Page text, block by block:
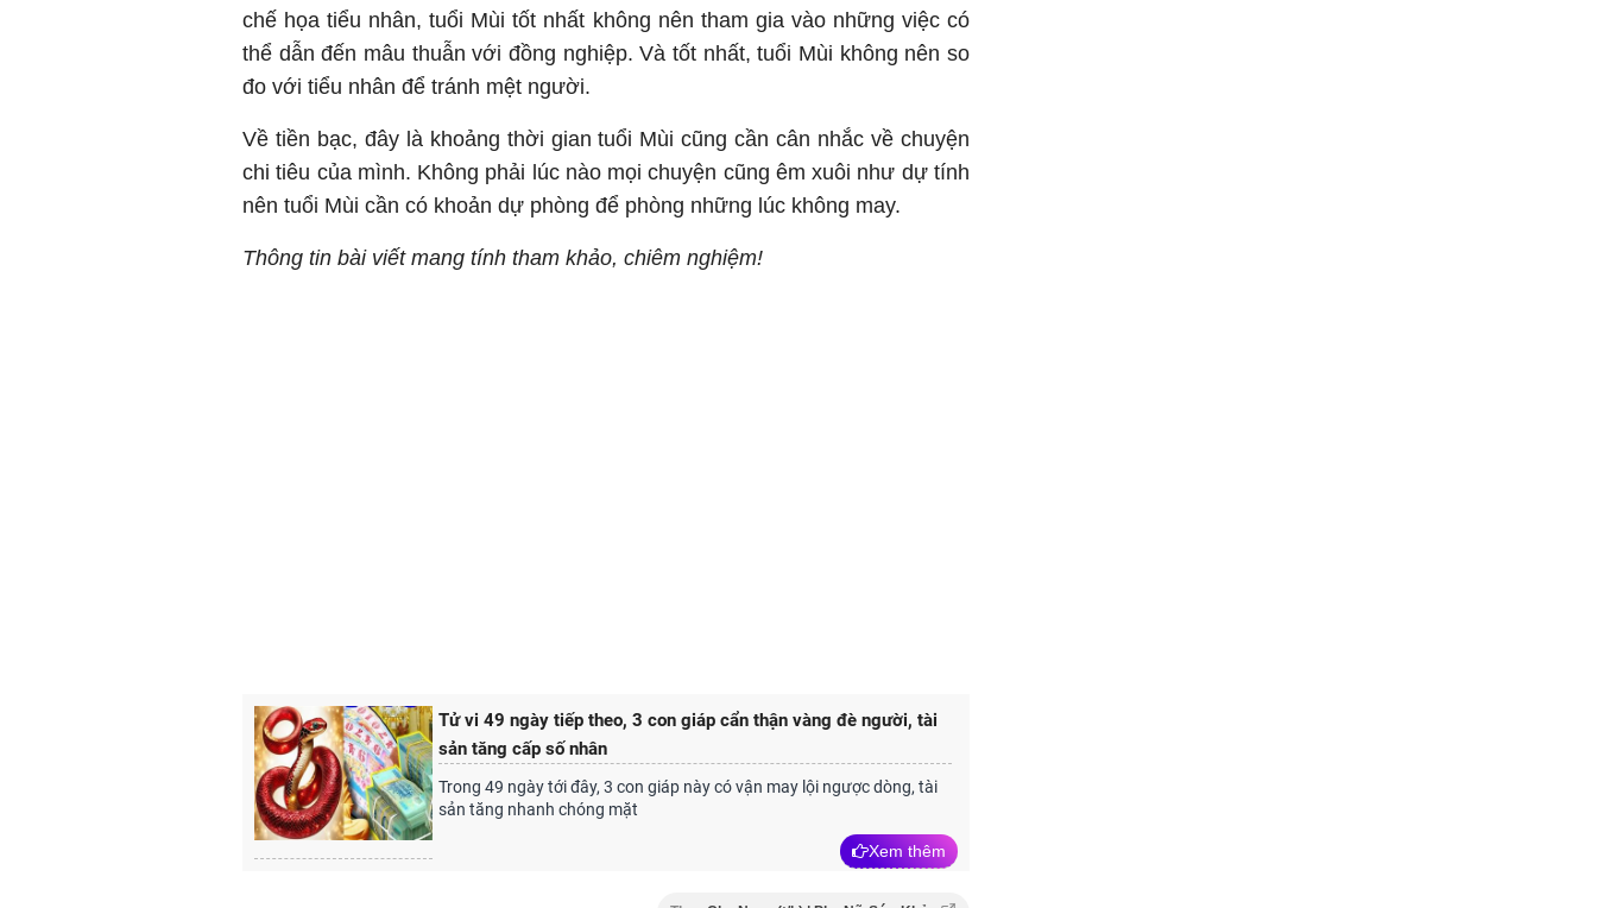
chế họa tiểu nhân, tuổi Mùi tốt nhất không nên tham gia vào những việc có
thể dẫn đến mâu thuẫn với đồng nghiệp. Và tốt nhất, tuổi Mùi không nên so
đo với tiểu nhân để tránh mệt người.
Về tiền bạc, đây là khoảng thời gian tuổi Mùi cũng cần cân nhắc về chuyện
chi tiêu của mình. Không phải lúc nào mọi chuyện cũng êm xuôi như dự tính
nên tuổi Mùi cần có khoản dự phòng để phòng những lúc không may.
Thông tin bài viết mang tính tham khảo, chiêm nghiệm!
Tử vi 49 ngày tiếp theo, 3 con giáp cẩn thận vàng đè người, tài
sản tăng cấp số nhân
Trong 49 ngày tới đây, 3 con giáp này có vận may lội ngược dòng, tài
sản tăng nhanh chóng mặt
Xem thêm